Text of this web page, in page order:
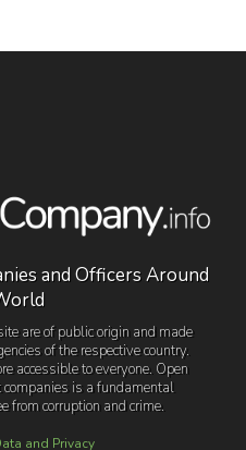
and Officers Around
are of public origin and made
of the respective country.
accessible to everyone. Open
is a fundamental
from corruption and crime.
and Privacy